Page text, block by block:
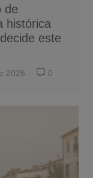
de
histórica
este
2026 0